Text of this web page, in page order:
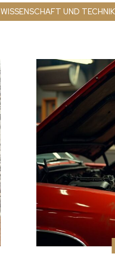
WISSENSCHAFT UND TECHNIK